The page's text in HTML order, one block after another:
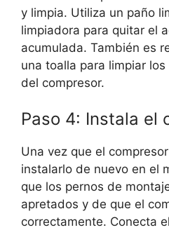
y limpia. Utiliza un paño
limpiadora para quitar el
acumulada. También es
una toalla para limpiar
del compresor.
Paso 4: Instala el
Una vez que el
instalarlo de nuevo en el
que los pernos de
apretados y de que el
correctamente. Conecta